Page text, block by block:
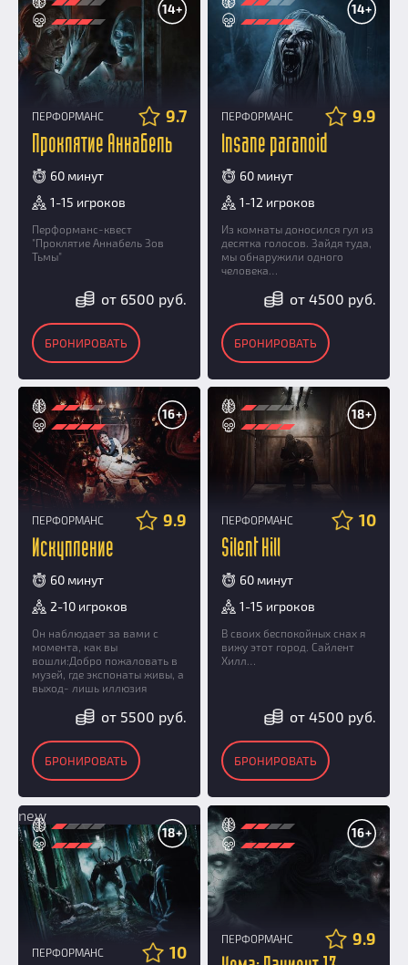
14+
ПЕРФОРМАНС 9.7
Проклятие Аннабель
60 минут
1-15 игроков
Перформанс-квест
"Проклятие Аннабель Зов
Тьмы"
от 6500 руб.
БРОНИРОВАТЬ
14+
ПЕРФОРМАНС 9.9
Insane paranoid
60 минут
1-12 игроков
Из комнаты доносился гул из
десятка голосов. Зайдя туда,
мы обнаружили одного
человека…
от 4500 руб.
БРОНИРОВАТЬ
16+
ПЕРФОРМАНС 9.9
Искупление
60 минут
2-10 игроков
Он наблюдает за вами с
момента, как вы
вошли:Добро пожаловать в
музей, где экспонаты живы, а
выход- лишь иллюзия
от 5500 руб.
БРОНИРОВАТЬ
18+
ПЕРФОРМАНС 10
Silent Hill
60 минут
1-15 игроков
В своих беспокойных снах я
вижу этот город. Сайлент
Хилл…
от 4500 руб.
БРОНИРОВАТЬ
18+
new
ПЕРФОРМАНС 10
16+
ПЕРФОРМАНС 9.9